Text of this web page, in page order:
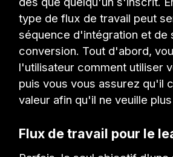
type de flux de travail peut
séquence d'intégration et de
conversion. Tout d'abord,
l'utilisateur comment utiliser
puis vous vous assurez qu'il
valeur afin qu'il ne veuille
Flux de travail pour le